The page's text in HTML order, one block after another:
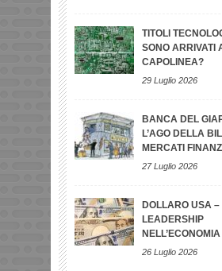
TITOLI
SONO ARRIVATI
CAPOLINEA?
29 Luglio 2026
BANCA DEL
L’AGO DELLA
MERCATI
27 Luglio 2026
DOLLARO USA –
LEADERSHIP
26 Luglio 2026